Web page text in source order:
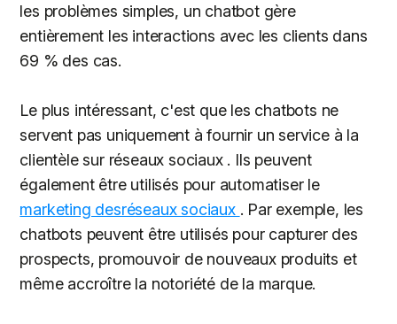
les problèmes simples, un chatbot gère
entièrement les interactions avec les clients dans
69 % des cas.
Le plus intéressant, c'est que les chatbots ne
servent pas uniquement à fournir un service à la
clientèle sur réseaux sociaux . Ils peuvent
également être utilisés pour automatiser le
marketing desréseaux sociaux . Par exemple, les
chatbots peuvent être utilisés pour capturer des
prospects, promouvoir de nouveaux produits et
même accroître la notoriété de la marque.